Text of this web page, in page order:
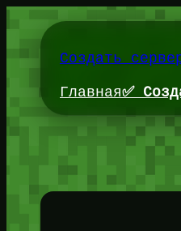
содержимому
Создать
Главная✅